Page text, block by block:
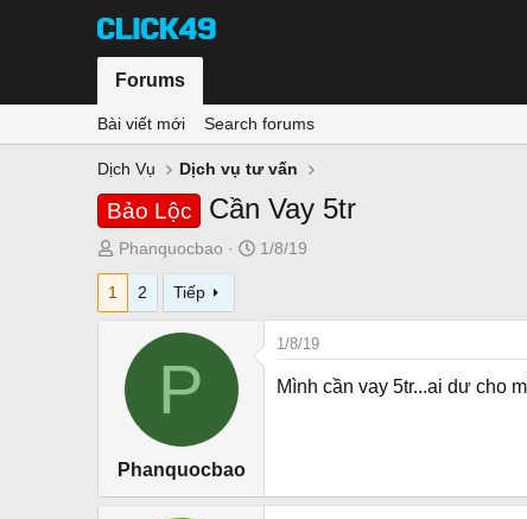
Forums
Bài viết mới Search forums
Dịch Vụ Dịch vụ tư vấn
Bảo Lộc Cần Vay 5tr
T
h
d
s
r
t
Phanquocbao
N
y
g
ử
1/8/19
1 2 Tiếp
P
Phanquocbao
1/8/19
Mình cần vay 5tr...ai dư cho